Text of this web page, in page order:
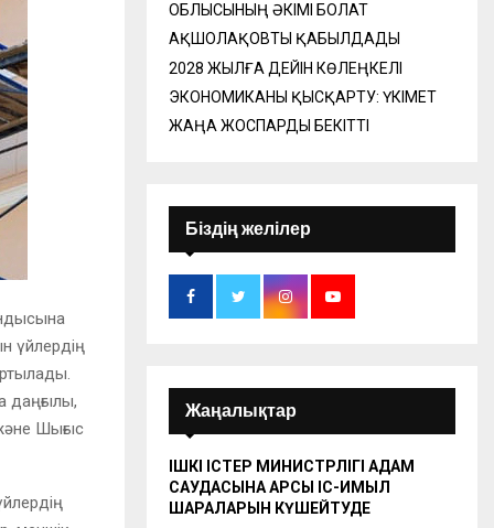
үйлердің
даңғылы,
Шығыс
ОБЛЫСЫНЫҢ ӘКІМІ БОЛАТ
АҚШОЛАҚОВТЫ ҚАБЫЛДАДЫ
2028 ЖЫЛҒА ДЕЙІН КӨЛЕҢКЕЛІ
ЭКОНОМИКАНЫ ҚЫСҚАРТУ: ҮКІМЕТ
ЖАҢА ЖОСПАРДЫ БЕКІТТІ
Біздің желілер
Жаңалықтар
ІШКІ ІСТЕР МИНИСТРЛІГІ АДАМ
САУДАСЫНА ҚАРСЫ ІС-ҚИМЫЛ
ШАРАЛАРЫН КҮШЕЙТУДЕ